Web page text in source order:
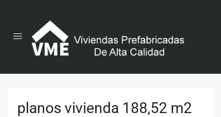
planos vivienda 188,52 m2